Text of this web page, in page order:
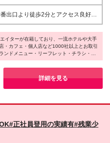
で、知識は入社後に学べるのでご安
いに寄り添い、 共に成果を出して
ける時は、 大きなやりがいを感じ
はなく、長期的なお付き合いがで
力・前職給与を考慮し、話し合い
ます。 ※上記金額には固定残業代
がありません（その他、期間中の給
異はありません）
番出口より徒歩2分とアクセス良好》
虎ノ門3-23-6 RBM虎ノ門ビル ＊
！ 麻布台ヒルズすぐの好立地なの
りのショッピングも楽しめる環境
の範囲)上記を除く当社関連勤務地
イターが在籍しており、一流ホテルや大手
・カフェ・個人店など1000社以上とお取引
ンドメニュー・リーフレット・チラシ・看
や、Webサイト制作・デジタルサイネー
作などの企画から制作、広告運営までワン
る点が特長です。飲食業界が中心のため、
ピッタリだと思います♪
詳細を見る
正社員登用の実績有#残業少